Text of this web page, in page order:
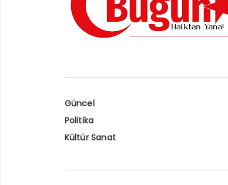
Güncel
Politika
Kültür Sanat